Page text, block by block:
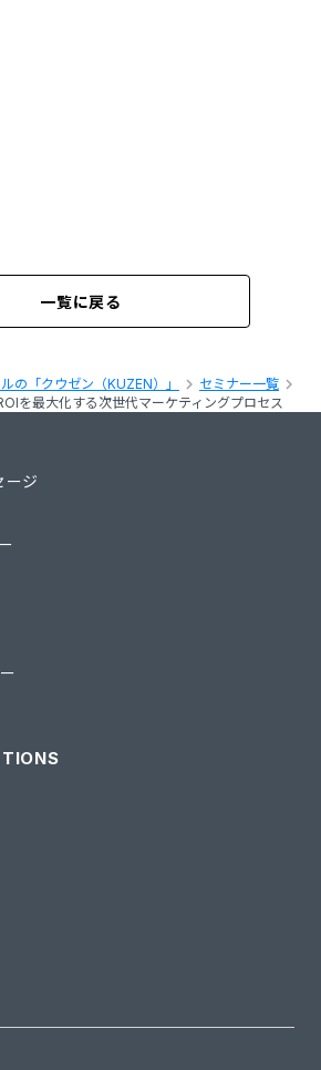
一覧に戻る
の「クウゼン（KUZEN）」 keyboard_arrow_right セミナー一覧 keyboard_arrow_right
を最大化する次世代マーケティングプロセス
ージ